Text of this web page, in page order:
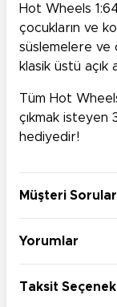
Hot Wheels
çocukların ve
süslemelere ve
klasik üstü açık
Tüm Hot
çıkmak isteyen
hediyedir!
Müşteri
Yorumlar
Taksit